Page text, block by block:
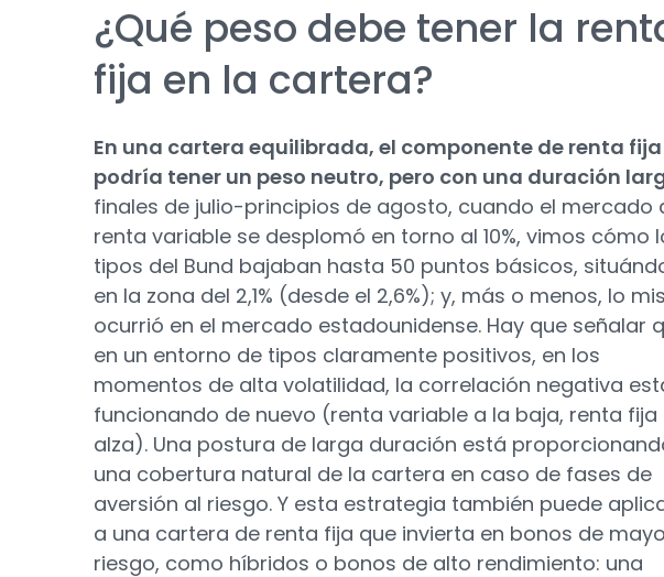
¿Qué peso debe tener la
fija en la cartera?
En una cartera equilibrada, el componente de renta fija
podría tener un peso neutro, pero con una duración
finales de julio-principios de agosto, cuando el mercado
renta variable se desplomó en torno al 10%, vimos cómo
tipos del Bund bajaban hasta 50 puntos básicos,
en la zona del 2,1% (desde el 2,6%); y, más o menos, lo
ocurrió en el mercado estadounidense. Hay que señalar
en un entorno de tipos claramente positivos, en los
momentos de alta volatilidad, la correlación negativa
funcionando de nuevo (renta variable a la baja, renta fija
alza). Una postura de larga duración está
una cobertura natural de la cartera en caso de fases de
aversión al riesgo. Y esta estrategia también puede
a una cartera de renta fija que invierta en bonos de
riesgo, como híbridos o bonos de alto rendimiento: una